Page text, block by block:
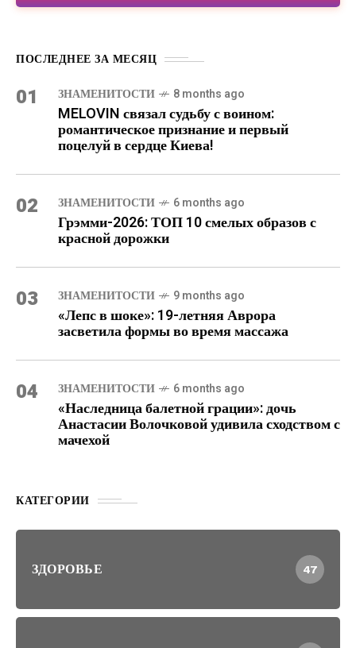
ПОСЛЕДНЕЕ ЗА МЕСЯЦ
01 ЗНАМЕНИТОСТИ 8 months ago
MELOVIN связал судьбу с воином:
романтическое признание и первый
поцелуй в сердце Киева!
02 ЗНАМЕНИТОСТИ 6 months ago
Грэмми-2026: ТОП 10 смелых образов с
красной дорожки
03 ЗНАМЕНИТОСТИ 9 months ago
«Лепс в шоке»: 19-летняя Аврора
засветила формы во время массажа
04 ЗНАМЕНИТОСТИ 6 months ago
«Наследница балетной грации»: дочь
Анастасии Волочковой удивила сходством с
мачехой
КАТЕГОРИИ
ЗДОРОВЬЕ 47